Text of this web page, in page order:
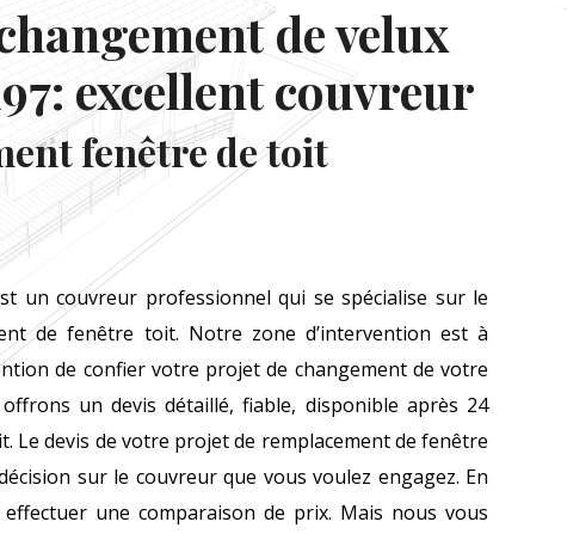
de velux
excellent couvreur
fenêtre de toit
un couvreur professionnel qui se spécialise sur le
de fenêtre toit. Notre zone d’intervention est à
de confier votre projet de changement de votre
un devis détaillé, fiable, disponible après 24
Le devis de votre projet de remplacement de fenêtre
sur le couvreur que vous voulez engagez. En
une comparaison de prix. Mais nous vous